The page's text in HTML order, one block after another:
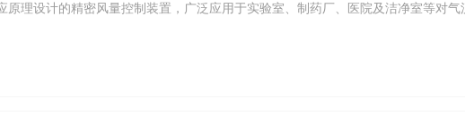
原理设计的精密风量控制装置，广泛应用于实验室、制药厂、医院及洁净室等对